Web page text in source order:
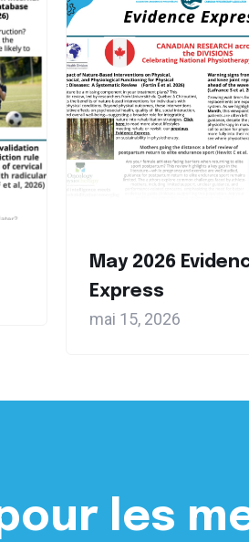
May 2026
Express
mai 15, 2026
les